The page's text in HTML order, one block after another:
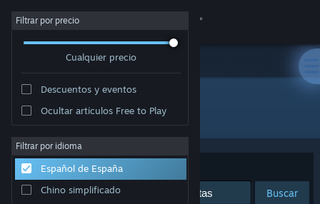
Iniciar sesión
Acerca de
Soporte
Filtrar por precio
Cualquier precio
Descuentos y eventos
Ocultar artículos Free to Play
Filtrar por idioma
Español de España
Chino simplificado
Editor: Pyromancers.com
Ordenar por Relevancia
Buscar